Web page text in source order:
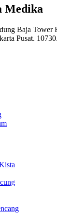
Medika
Baja Tower
Pusat. 10730.